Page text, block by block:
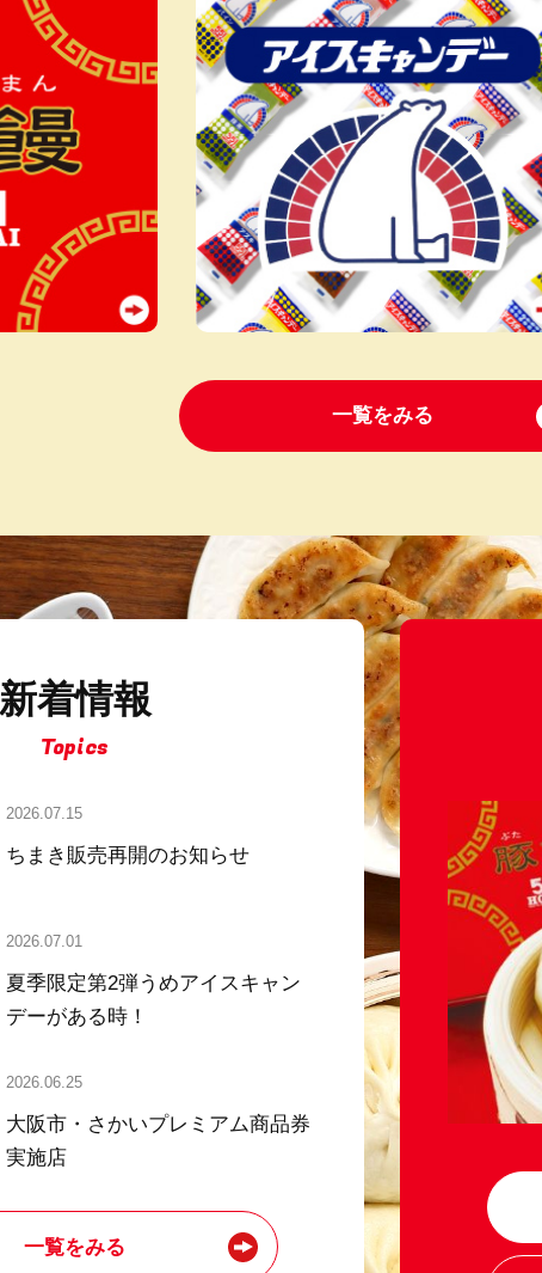
一覧をみる
新着情報
Topics
2026.07.15
ちまき販売再開のお知らせ
2026.07.01
夏季限定第2弾うめアイスキャン
デーがある時！
2026.06.25
大阪市・さかいプレミアム商品券
実施店
一覧をみる